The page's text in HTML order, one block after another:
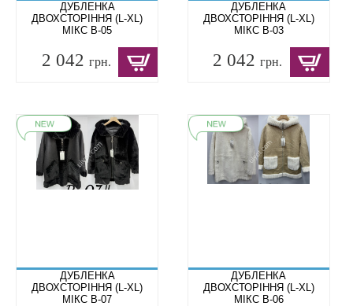
ДУБЛЕНКА
ДВОХСТОРІННЯ (L-XL)
МІКС B-05
2 042 грн.
ДУБЛЕНКА
ДВОХСТОРІННЯ (L-XL)
МІКС B-03
2 042грн.
ДУБЛЕНКА
ДВОХСТОРІННЯ (L-XL)
МІКС B-07
ДУБЛЕНКА
ДВОХСТОРІННЯ (L-XL)
МІКС B-06